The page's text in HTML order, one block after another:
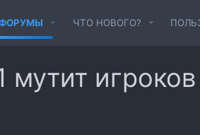
ЧТО НОВОГО?